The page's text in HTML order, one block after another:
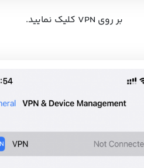
بر روی VPN کلیک نمایید.